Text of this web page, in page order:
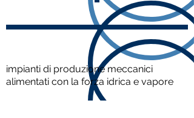
impianti di produzione meccanici
alimentati con la forza idrica e vapore